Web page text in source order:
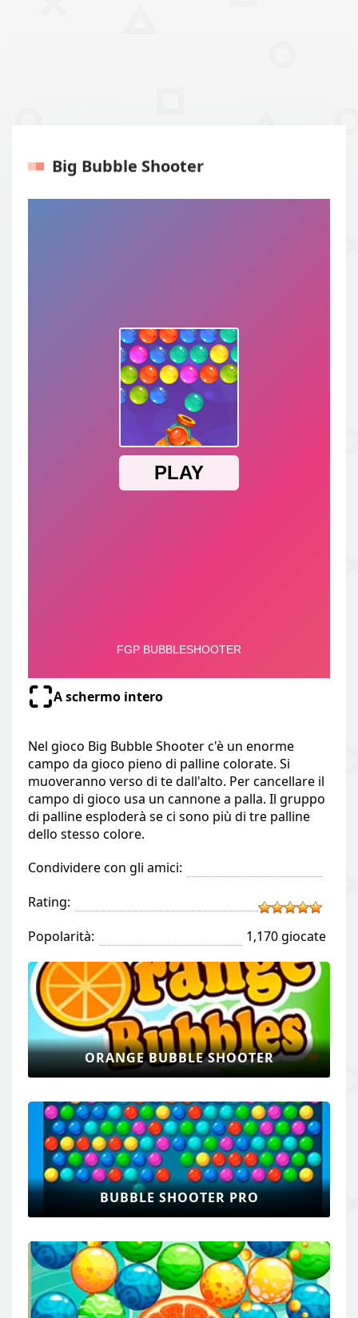
Big Bubble Shooter
A schermo intero
Nel gioco Big Bubble Shooter c'è un enorme
campo da gioco pieno di palline colorate. Si
muoveranno verso di te dall'alto. Per cancellare il
campo di gioco usa un cannone a palla. Il gruppo
di palline esploderà se ci sono più di tre palline
dello stesso colore.
Condividere con gli amici:
Rating:
Popolarità:
1,170 giocate
ORANGE BUBBLE SHOOTER
BUBBLE SHOOTER PRO